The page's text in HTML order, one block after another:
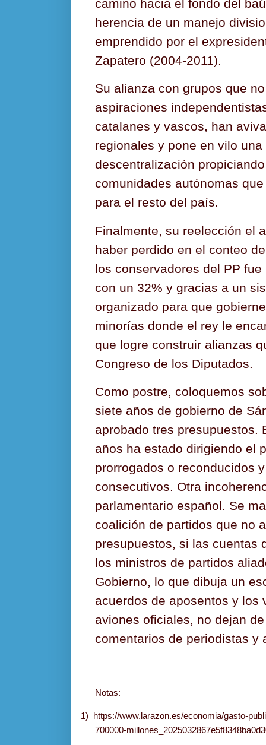
camino hacia el fondo del
herencia de un manejo
emprendido por el
Zapatero (2004-2011).
Su alianza con grupos que
aspiraciones
catalanes y vascos, han
regionales y pone en vilo
descentralización
comunidades autónomas
para el resto del país.
Finalmente, su reelección el
haber perdido en el conteo
los conservadores del PP
con un 32% y gracias a un
organizado para que
minorías donde el rey le
que logre construir alianzas
Congreso de los Diputados.
Como postre, coloquemos
siete años de gobierno de
aprobado tres presupuestos.
años ha estado dirigiendo el
prorrogados o reconducidos
consecutivos. Otra
parlamentario español. Se
coalición de partidos que no
presupuestos, si las cuentas
los ministros de partidos
Gobierno, lo que dibuja un
acuerdos de aposentos y los
aviones oficiales, no dejan
comentarios de periodistas y
Notas:
1) https://www.larazon.es/economia/gasto-
700000-